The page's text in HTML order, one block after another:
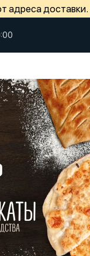
адреса